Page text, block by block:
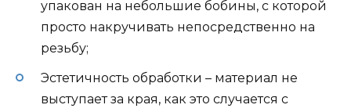
упакован на небольшие бобины, с которой
просто накручивать непосредственно на
резьбу;
Эстетичность обработки – материал не
выступает за края, как это случается с